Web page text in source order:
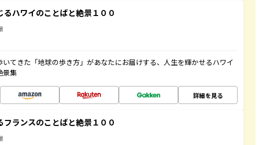
るハワイのことばと絶景１００
てきた「地球の歩き方」があなたにお届けする、人生を輝かせるハワイ
景集
詳細を見る
フランスのことばと絶景１００